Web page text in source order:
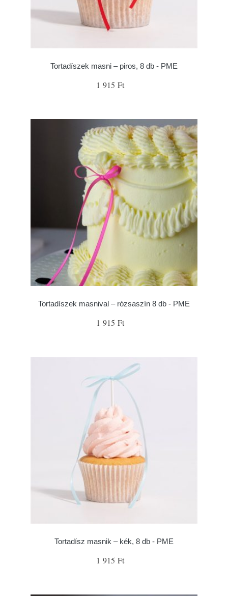
Tortadíszek masni – piros, 8 db - PME
1 915 Ft
Tortadíszek masnival – rózsaszín 8 db - PME
1 915 Ft
Tortadísz masnik – kék, 8 db - PME
1 915 Ft